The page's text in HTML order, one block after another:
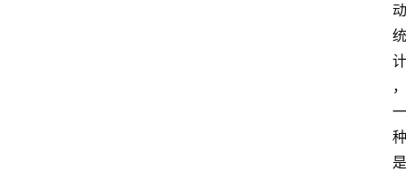
动
统
计
，
一
种
是